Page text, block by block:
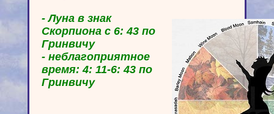
- Луна в знак
Скорпиона с 6: 43 по
Гринвичу
- неблагоприятное
время: 4: 11-6: 43 по
Гринвичу